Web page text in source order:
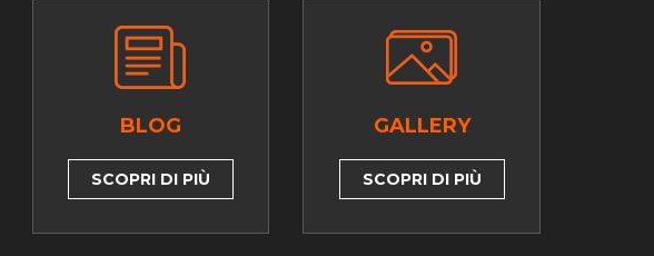
BLOG
SCOPRI DI PIÙ
GALLERY
SCOPRI DI PIÙ